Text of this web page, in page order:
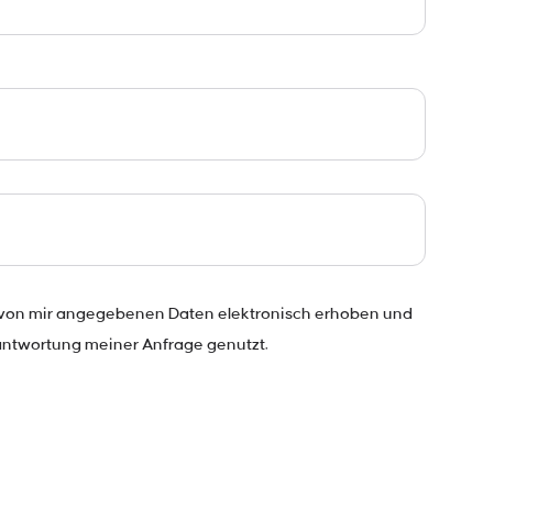
mir angegebenen Daten elektronisch erhoben und
meiner Anfrage genutzt.